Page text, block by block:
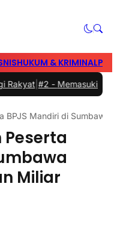
HUKUM & KRIMINAL
|#2 -Memasuki Malam
BPJS Mandiri di Sumbawa
Miliar